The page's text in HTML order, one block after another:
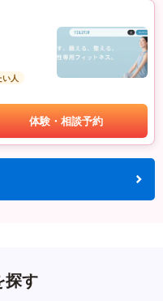
い人
体験・相談予約
探す